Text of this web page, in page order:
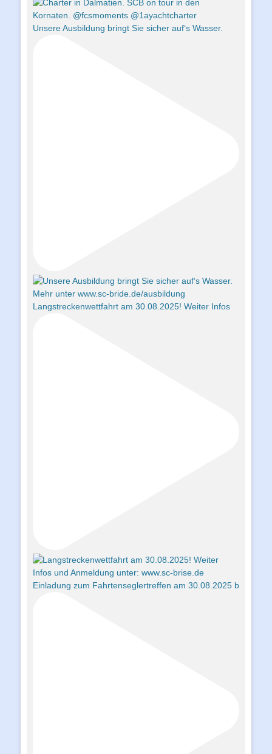
Unsere Ausbildung bringt Sie sicher auf‘s Wasser.
Langstreckenwettfahrt am 30.08.2025! Weiter Infos
Einladung zum Fahrtenseglertreffen am 30.08.2025 b